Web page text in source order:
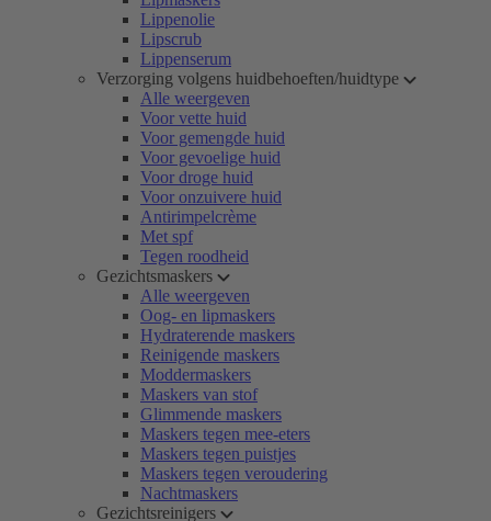
Lippenolie
Lipscrub
Lippenserum
Verzorging volgens huidbehoeften/huidtype
Alle weergeven
Voor vette huid
Voor gemengde huid
Voor gevoelige huid
Voor droge huid
Voor onzuivere huid
Antirimpelcrème
Met spf
Tegen roodheid
Gezichtsmaskers
Alle weergeven
Oog- en lipmaskers
Hydraterende maskers
Reinigende maskers
Moddermaskers
Maskers van stof
Glimmende maskers
Maskers tegen mee-eters
Maskers tegen puistjes
Maskers tegen veroudering
Nachtmaskers
Gezichtsreinigers